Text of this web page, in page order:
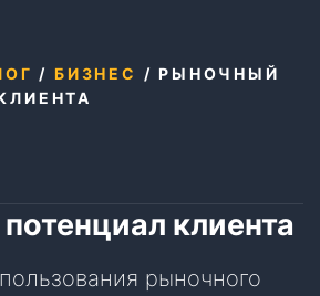
/БИЗНЕС /РЫНОЧНЫЙ
клиента
рыночного